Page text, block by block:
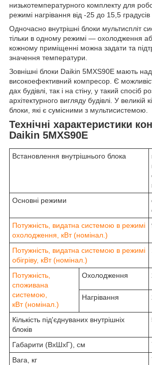
низькотемпературного комплекту для
режимі нагрівання від -25 до 15,5 градусів
Одночасно внутрішні блоки мультиспліт
тільки в одному режимі — охолодження
кожному приміщенні можна задати та
значення температури.
Зовнішні блоки Daikin 5MXS90E мають
високоефективний компресор. Є
дах будівлі, так і на стіну, у такий спосіб
архітектурного вигляду будівлі. У великій
блоки, які є сумісними з мультисистемою.
Технічні характеристики
Daikin 5MXS90E
Встановлення внутрішнього блока
Основні режими
Потужність, видатна системою в режимі
охолодження, кВт (номінал.)
Потужність, видатна системою в режимі
обігріву, кВт (номінал.)
Потужність,
споживана
системою,
кВт(номінал.)
Охолодження
Нагрівання
Кількість під'єднуваних внутрішніх
блоків
Габарити (ВxШxГ), см
Вага, кг